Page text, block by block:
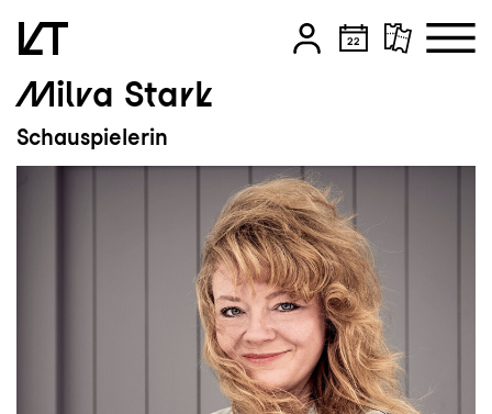
Zum Hauptinhalt springen
Zum Footer springen
Milva Stark
Schauspielerin